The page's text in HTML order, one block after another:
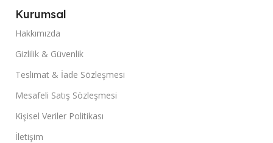
Kurumsal
Hakkımızda
Gizlilik & Güvenlik
Teslimat & İade Sözleşmesi
Mesafeli Satış Sözleşmesi
Kişisel Veriler Politikası
İletişim